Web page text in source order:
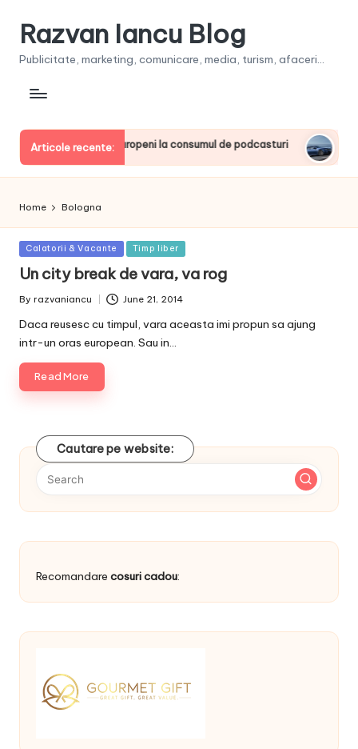
Razvan Iancu Blog
Publicitate, marketing, comunicare, media, turism, afaceri...
Articole recente:
printre liderii europeni la consumul de podcasturi Clienţii
June 20,
Home Bologna
Posted
Calatorii & Vacante Timp liber
Un city break de vara, va rog
Posted
By razvaniancu June 21, 2014
Daca reusesc cu timpul, vara aceasta imi propun sa ajung
intr-un oras european. Sau in…
Read More
Cautare pe website:
Recomandare cosuri cadou: